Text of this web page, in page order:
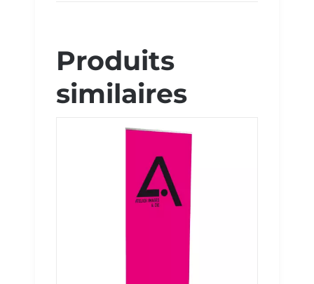
Produits
similaires